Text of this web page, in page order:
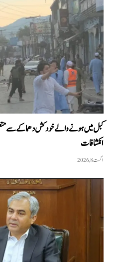
کبل میں ہونے والے خودکش دھماکے سے
انکشافات
اگست 8, 2026